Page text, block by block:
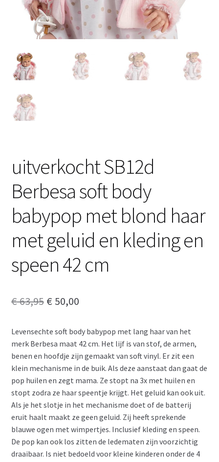
uitverkocht SB12d
Berbesa soft body
babypop met blond haar
met geluid en kleding en
speen 42 cm
€63,95 Oorspronkelijke
was:
€ 63,95.
€ 50,00Huidige
is:
€ 50,00.
Levensechte soft body babypop met lang haar van het
merk Berbesa maat 42 cm. Het lijf is van stof, de armen,
benen en hoofdje zijn gemaakt van soft vinyl. Er zit een
klein mechanisme in de buik. Als deze aanstaat dan gaat de
pop huilen en zegt mama. Ze stopt na 3x met huilen en
stopt zodra ze haar speentje krijgt. Het geluid kan ook uit.
Als je het slotje in het mechanisme doet of de batterij
eruit haalt maakt ze geen geluid. Zij heeft sprekende
blauwe ogen met wimpertjes. Inclusief kleding en speen.
De pop kan ook los zitten de ledematen zijn voorzichtig
draaibaar. Is niet bedoeld voor kleine kinderen onder de 4